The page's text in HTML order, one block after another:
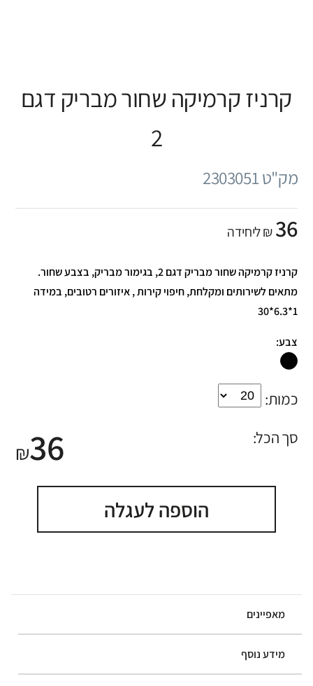
קרניז קרמיקה שחור מבריק דגם
2
מק"ט 2303051
36₪ ליחידה
קרניז קרמיקה שחור מבריק דגם 2, בגימור מבריק, בצבע שחור.
מתאים לשירותים ומקלחת, חיפוי קירות , איזורים רטובים, במידה
1*6.3*30
צבע:
כמות:
סך הכל:
36
₪
הוספה לעגלה
מאפיינים
מידע נוסף